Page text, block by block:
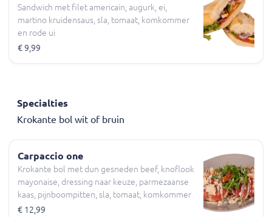
Sandwich met filet americain, augurk, ei,
martino kruidensaus, sla, tomaat, komkommer
en rode ui
€ 9,99
Specialties
Krokante bol wit of bruin
Carpaccio one
Krokante bol met dun gesneden beef, knoflook
mayonaise, dressing naar keuze, parmezaanse
kaas, pijnboompitten, sla, tomaat, komkommer
€ 12,99